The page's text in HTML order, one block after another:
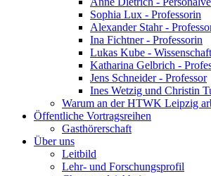
Sophia Lux - Professorin
Alexander Stahr -
Ina Fichtner - Professorin
Lukas Kube -
Katharina Gelbrich -
Jens Schneider - Professor
Ines Wetzig und Christin
Warum an der HTWK Leipzig
Öffentliche Vortragsreihen
Gasthörerschaft
Über uns
Leitbild
Lehr- und Forschungsprofil